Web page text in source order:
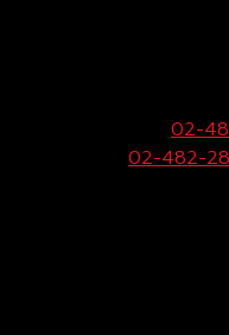
02-
02-482-